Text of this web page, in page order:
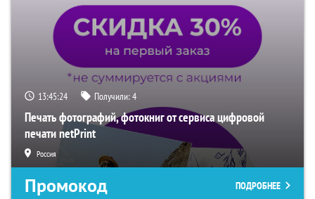
13:45:23 Получили:4
Печать фотографий, фотокниг от сервиса цифровой
печати netPrint
Россия
Промокод ПОДРОБНЕЕ